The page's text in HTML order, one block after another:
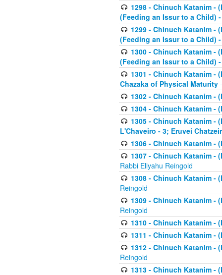
1298 - Chinuch Katanim -
(Feeding an Issur to a Child)
1299 - Chinuch Katanim -
(Feeding an Issur to a Child)
1300 - Chinuch Katanim -
(Feeding an Issur to a Child)
1301 - Chinuch Katanim -
Chazaka of Physical Maturity
1302 - Chinuch Katanim -
1304 - Chinuch Katanim -
1305 - Chinuch Katanim -
L'Chaveiro - 3; Eruvei
1306 - Chinuch Katanim -
1307 - Chinuch Katanim -
Rabbi Eliyahu Reingold
1308 - Chinuch Katanim -
Reingold
1309 - Chinuch Katanim -
Reingold
1310 - Chinuch Katanim -
1311 - Chinuch Katanim -
1312 - Chinuch Katanim -
Reingold
1313 - Chinuch Katanim -